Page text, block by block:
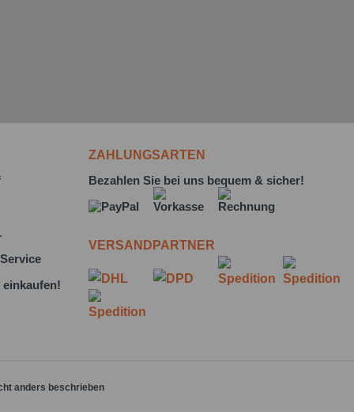
ZAHLUNGSARTEN
Bezahlen Sie bei uns bequem & sicher!
VERSANDPARTNER
anders beschrieben